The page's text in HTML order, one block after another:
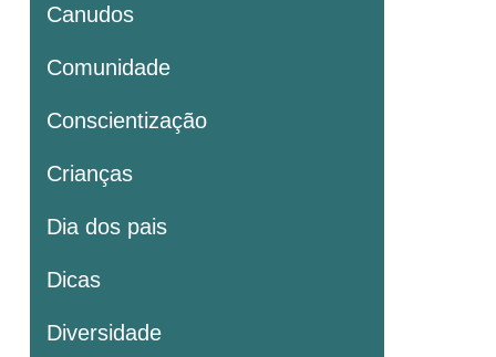
Canudos
Comunidade
Conscientização
Crianças
Dia dos pais
Dicas
Diversidade